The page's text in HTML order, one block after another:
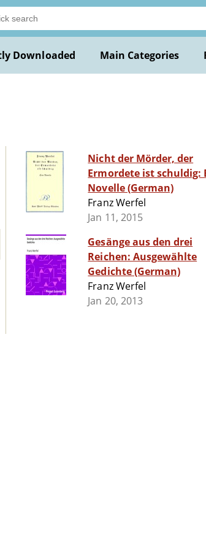
Downloaded Main Categories
Nicht der Mörder, der
Ermordete ist schuldig:
Novelle (German)
Franz Werfel
Jan 11, 2015
Gesänge aus den drei
Reichen: Ausgewählte
Gedichte (German)
Franz Werfel
Jan 20, 2013